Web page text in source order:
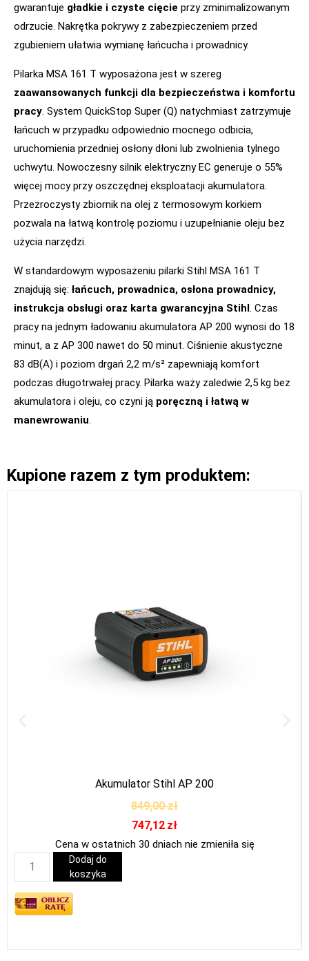
gwarantuje gładkie i czyste cięcie przy zminimalizowanym
odrzucie. Nakrętka pokrywy z zabezpieczeniem przed
zgubieniem ułatwia wymianę łańcucha i prowadnicy.
Pilarka MSA 161 T wyposażona jest w szereg
zaawansowanych funkcji dla bezpieczeństwa i komfortu
pracy. System QuickStop Super (Q) natychmiast zatrzymuje
łańcuch w przypadku odpowiednio mocnego odbicia,
uruchomienia przedniej osłony dłoni lub zwolnienia tylnego
uchwytu. Nowoczesny silnik elektryczny EC generuje o 55%
więcej mocy przy oszczędnej eksploatacji akumulatora.
Przezroczysty zbiornik na olej z termosowym korkiem
pozwala na łatwą kontrolę poziomu i uzupełnianie oleju bez
użycia narzędzi.
W standardowym wyposażeniu pilarki Stihl MSA 161 T
znajdują się: łańcuch, prowadnica, osłona prowadnicy,
instrukcja obsługi oraz karta gwarancyjna Stihl. Czas
pracy na jednym ładowaniu akumulatora AP 200 wynosi do 18
minut, a z AP 300 nawet do 50 minut. Ciśnienie akustyczne
83 dB(A) i poziom drgań 2,2 m/s² zapewniają komfort
podczas długotrwałej pracy. Pilarka waży zaledwie 2,5 kg bez
akumulatora i oleju, co czyni ją poręczną i łatwą w
manewrowaniu.
Kupione razem z tym produktem:
Akumulator Stihl AP 200
849,00zł
747,12 zł
Cena w ostatnich 30 dniach nie zmieniła się
Dodaj do
koszyka